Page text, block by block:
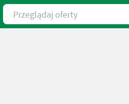
Przeglądaj oferty